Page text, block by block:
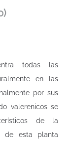
todas las
en las
por sus
valerenicos se
de la
de esta planta